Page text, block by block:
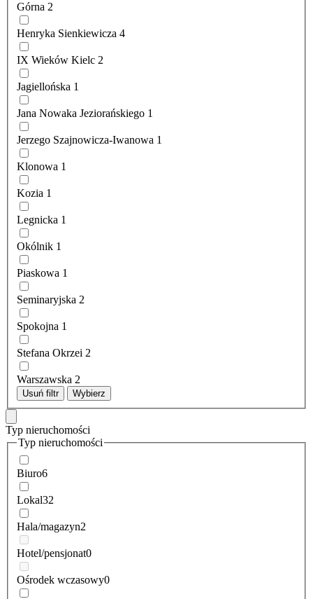
Górna 2
Henryka Sienkiewicza 4
IX Wieków Kielc 2
Jagiellońska 1
Jana Nowaka Jeziorańskiego 1
Jerzego Szajnowicza-Iwanowa 1
Klonowa 1
Kozia 1
Legnicka 1
Okólnik 1
Piaskowa 1
Seminaryjska 2
Spokojna 1
Stefana Okrzei 2
Warszawska 2
Usuń filtr Wybierz
Typ nieruchomości
Typ nieruchomości
Biuro6
Lokal32
Hala/magazyn2
Hotel/pensjonat0
Ośrodek wczasowy0